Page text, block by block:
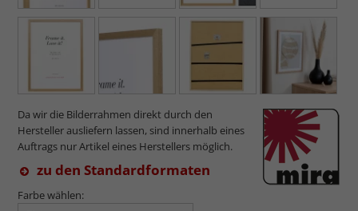
Da wir die Bilderrahmen direkt durch den
Hersteller ausliefern lassen, sind innerhalb eines
Auftrags nur Artikel eines Herstellers möglich.
zu den Standardformaten
Farbe wählen: